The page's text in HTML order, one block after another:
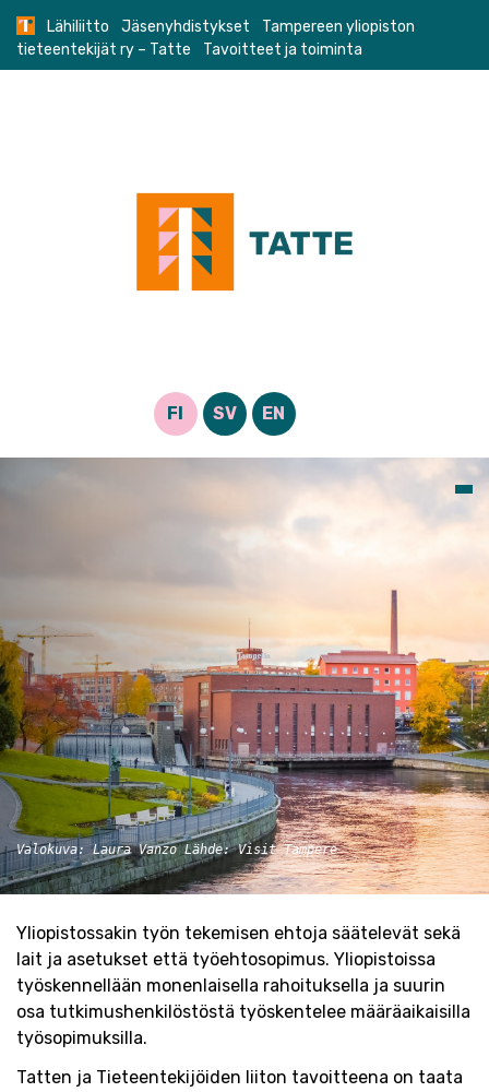
Skip
Lähiliitto Jäsenyhdistykset
Tampereen yliopiston
tieteentekijät ry – Tatte
Tavoitteet ja toiminta
FI SV EN
Valokuva: Laura Vanzo Lähde: Visit Tampere
Yliopistossakin työn tekemisen ehtoja säätelevät sekä
lait ja asetukset että työehtosopimus. Yliopistoissa
työskennellään monenlaisella rahoituksella ja suurin
osa tutkimushenkilöstöstä työskentelee määräaikaisilla
työsopimuksilla.
Tatten ja Tieteentekijöiden liiton tavoitteena on taata